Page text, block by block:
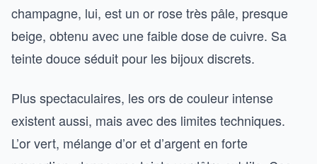
champagne, lui, est un or rose très pâle, presque
beige, obtenu avec une faible dose de cuivre. Sa
teinte douce séduit pour les bijoux discrets.
Plus spectaculaires, les ors de couleur intense
existent aussi, mais avec des limites techniques.
L’or vert, mélange d’or et d’argent en forte